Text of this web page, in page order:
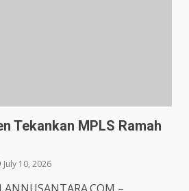
Tekankan MPLS Ramah
July 10, 2026